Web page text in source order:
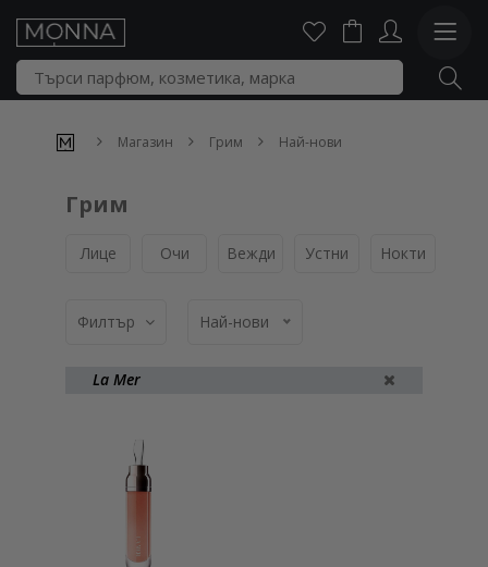
Магазин Грим Най-нови
Грим
Лице Очи Вежди Устни Нокти
Филтър Най-нови
La Mer